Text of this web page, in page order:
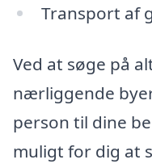
Transport af
Ved at søge på
nærliggende
person til dine
muligt for dig at